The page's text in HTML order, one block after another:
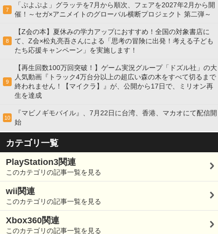
7
「ぷよぷよ」グラッテを7月から順次、フェアを2027年2月から開
催！～セガ×アニメイトのグローバル横断プロジェクト 第二弾～
8
【Z会の本】夏休みの学力アップにおすすめ！全国の対象書店に
て、Z会×松丸亮吾さんによる「思考の冒険に出発！考える子ども
たち応援キャンペーン」を実施します！
9
【再生回数100万回突破！】ゲーム実況グループ「ドズル社」の大
人気動画『トラック4万台分以上の超広い森の木をすべて切るまで
終われません！【マイクラ】』が、公開から17日で、ミリオン再
生を達成
10
『マビノギモバイル』、7月22日に台湾、香港、マカオにて配信開
始
カテゴリ一覧
PlayStation3関連
このカテゴリの記事一覧を見る
wii関連
このカテゴリの記事一覧を見る
Xbox360関連
このカテゴリの記事一覧を見る